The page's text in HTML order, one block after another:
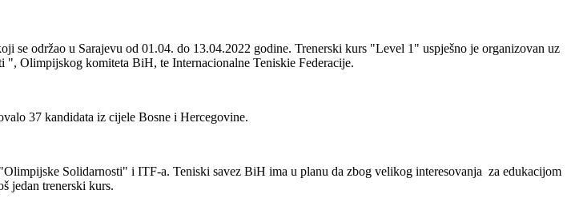
se održao u Sarajevu od 01.04. do 13.04.2022 godine. Trenerski kurs "Level 1" uspješno je organizovan uz
Olimpijskog komiteta BiH, te Internacionalne Teniskie Federacije.
37 kandidata iz cijele Bosne i Hercegovine.
Solidarnosti" i ITF-a. Teniski savez BiH ima u planu da zbog velikog interesovanja za edukacijom
jedan trenerski kurs.